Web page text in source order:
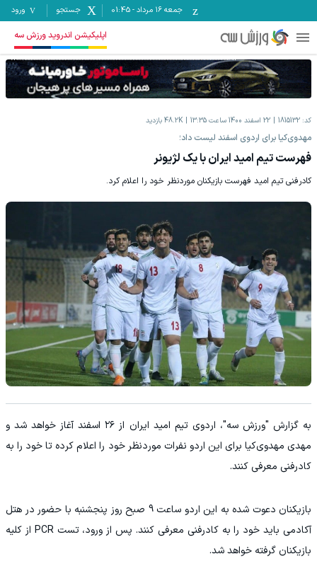
جمعه ۱۶ مرداد -
01:45 جستجو ورود
اپلیکیشن اندروید ورزش سه
کد: 1815132 22 اسفند 1400 ساعت 13:35 48.2K بازدید
مهدوی‌کیا برای اردوی اسفند لیست داد؛
فهرست تیم امید ایران با یک لژیونر
کادرفنی تیم امید فهرست بازیکنان موردنظر خود را اعلام کرد.
به گزارش "ورزش سه"، اردوی تیم امید ایران از ۲۶ اسفند آغاز خواهد شد و
مهدی مهدوی‌کیا برای این اردو نفرات موردنظر خود را اعلام کرده تا خود را به
کادرفنی معرفی کنند.
بازیکنان دعوت شده به این اردو ساعت 9 صبح روز پنجشنبه با حضور در هتل
آکادمی باید خود را به کادرفنی معرفی کنند. پس از ورود، تست PCR از کلیه
بازیکنان گرفته خواهد شد.